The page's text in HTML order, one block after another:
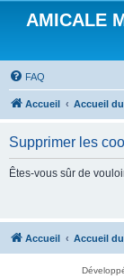
AMICALE
FAQ
Accueil Accueil
Supprimer les
Êtes-vous sûr de
Accueil Accueil